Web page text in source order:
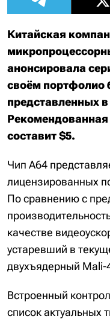
Китайская
анонсировала
своём портфолио
представленных
Рекомендованная
составит $5.
Чип A64
лицензированных
По сравнению с
качестве
устаревший в
двухъядерный Mali-
Встроенный
список актуальных